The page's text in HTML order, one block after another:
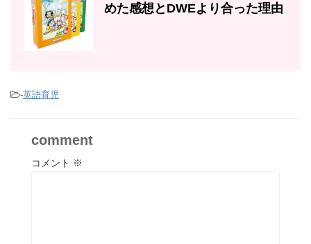
めた感想とDWEより合った理由
-英語育児
comment
コメント ※